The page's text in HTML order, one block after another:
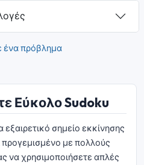
ένα πρόβλημα
Εύκολο Sudoku
εξαιρετικό σημείο εκκίνησης
προγεμισμένο με πολλούς
να χρησιμοποιήσετε απλές